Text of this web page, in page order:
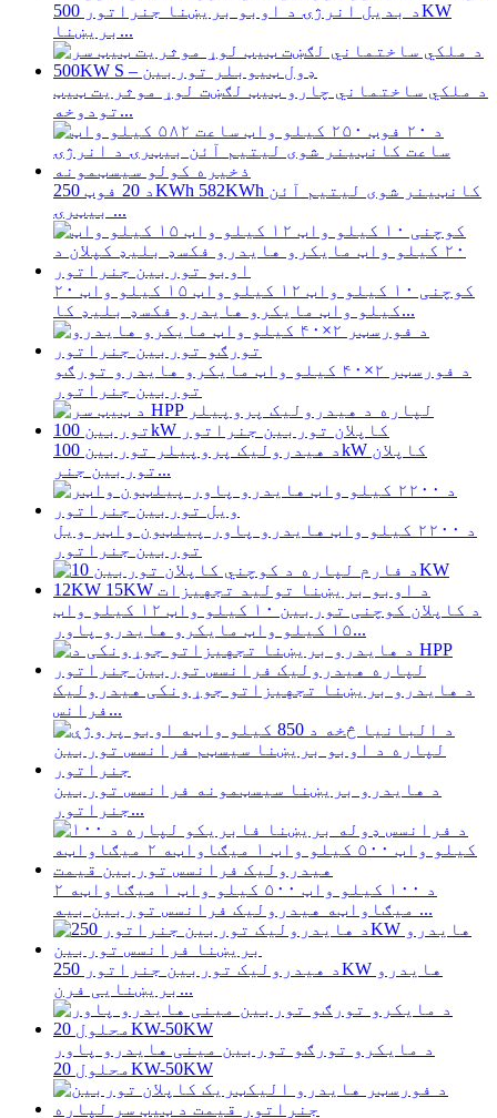
د بدیل انرژۍ د اوبو بریښنا جنراتور 500KW
بریښنا...
د ملکي ساختماني چارو ټیټ لګښت لوړ موثریت ټیټ
تودوخه...
د 20 فوټ 250KWh 582KWh کانټینر شوی لیتیم آئن
بیټرۍ ...
کوچنی ۱۰ کیلو واټ ۱۲ کیلو واټ ۱۵ کیلو واټ ۲۰
کیلو واټ مایکرو هایدرو فکسډ بلیډ کا...
د فورسټر ۲×۴۰ کیلو واټ مایکرو هایدرو تورګو
توربین جنراتور
د هیدرولیک پروپیلر توربین 100kW کاپلان
توربین جنر...
د ۲۲۰۰ کیلو واټ هایدرو پاور پیلټون واټر ویل
توربین جنراتور
د کاپلان کوچنی توربین ۱۰ کیلو واټ ۱۲ کیلو واټ
۱۵ کیلو واټ مایکرو هایدرو پاور...
د هایدرو بریښنا تجهیزاتو جوړونکی هیدرولیک
فرانس...
د هایدرو بریښنا سیسټمونه فرانسس توربین
جنراتور...
د ۱۰۰ کیلو واټ ۵۰۰ کیلو واټ ۱ میګاواټه ۲
میګاواټه هیدرولیک فرانسس توربین بیه ...
د هیدرولیک توربین جنراتور 250KW هایدرو
بریښنایی فرن...
د مایکرو تورګو توربین مینی هایدرو پاور
محلول 20KW-50KW